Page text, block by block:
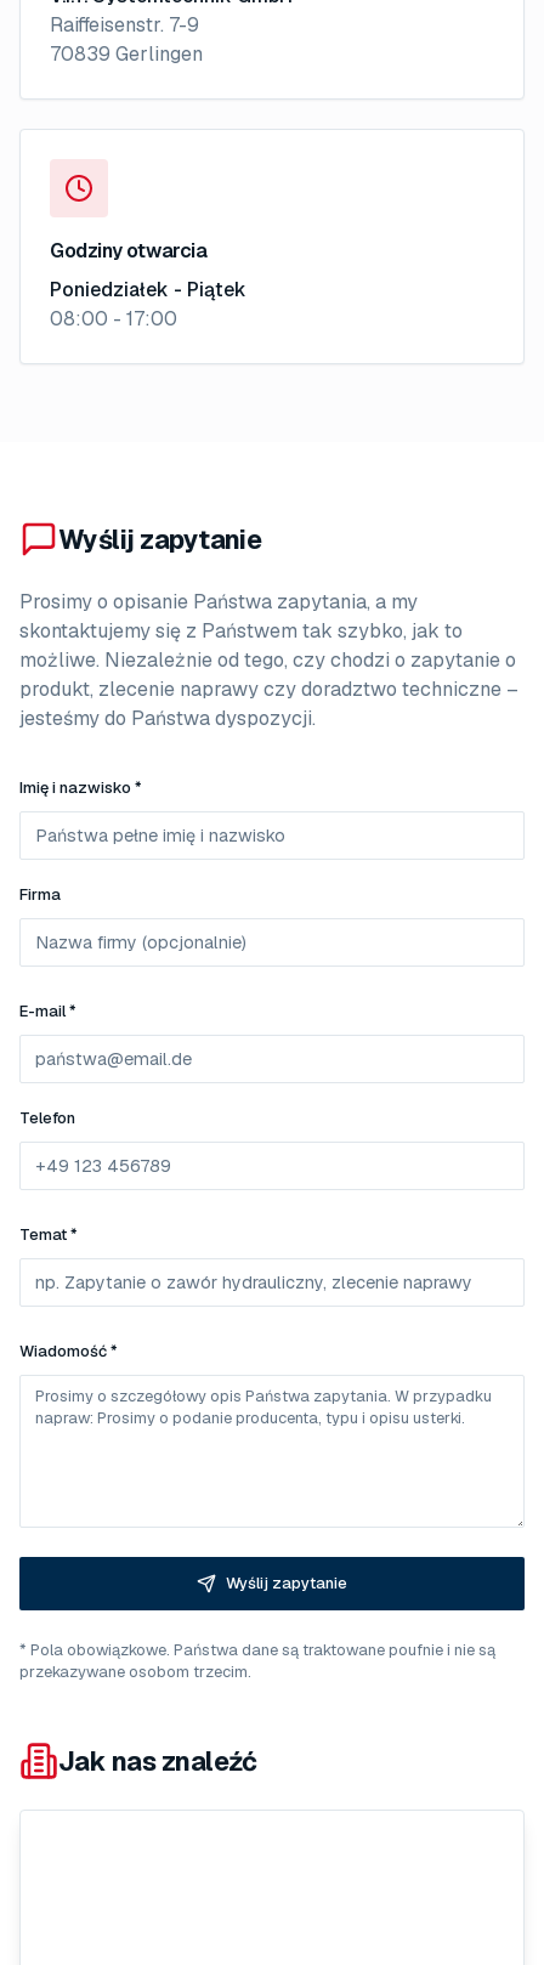
Raiffeisenstr. 7-9
70839 Gerlingen
Godziny otwarcia
Poniedziałek - Piątek
08:00 - 17:00
Wyślij zapytanie
Prosimy o opisanie Państwa zapytania, a my
skontaktujemy się z Państwem tak szybko, jak to
możliwe. Niezależnie od tego, czy chodzi o zapytanie o
produkt, zlecenie naprawy czy doradztwo techniczne –
jesteśmy do Państwa dyspozycji.
Imię i nazwisko *
Firma
E-mail *
Telefon
Temat *
Wiadomość *
Wyślij zapytanie
* Pola obowiązkowe. Państwa dane są traktowane poufnie i nie są
przekazywane osobom trzecim.
Jak nas znaleźć